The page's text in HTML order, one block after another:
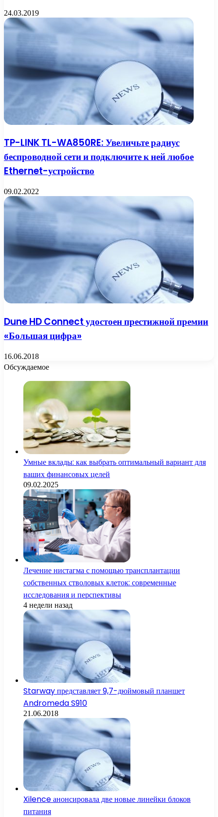
24.03.2019
TP-LINK TL-WA850RE: Увеличьте радиус
беспроводной сети и подключите к ней любое
Ethernet-устройство
09.02.2022
Dune HD Connect удостоен престижной премии
«Большая цифра»
16.06.2018
Обсуждаемое
Умные вклады: как выбрать оптимальный вариант для
ваших финансовых целей
09.02.2025
Лечение нистагма с помощью трансплантации
собственных стволовых клеток: современные
исследования и перспективы
4 недели назад
Starway представляет 9,7-дюймовый планшет
Andromeda S910
21.06.2018
Xilence анонсировала две новые линейки блоков
питания